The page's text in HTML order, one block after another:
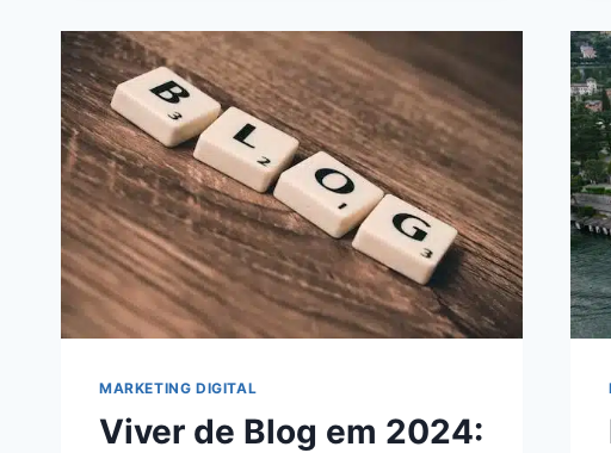
AUMENTE
O
ENGAJAMENTO
EM
2024!
MARKETING DIGITAL
Viver de Blog em 2024: